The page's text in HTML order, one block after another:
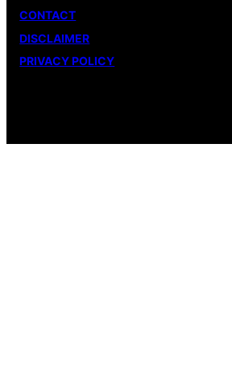
CONTACT
DISCLAIMER
PRIVACY POLICY